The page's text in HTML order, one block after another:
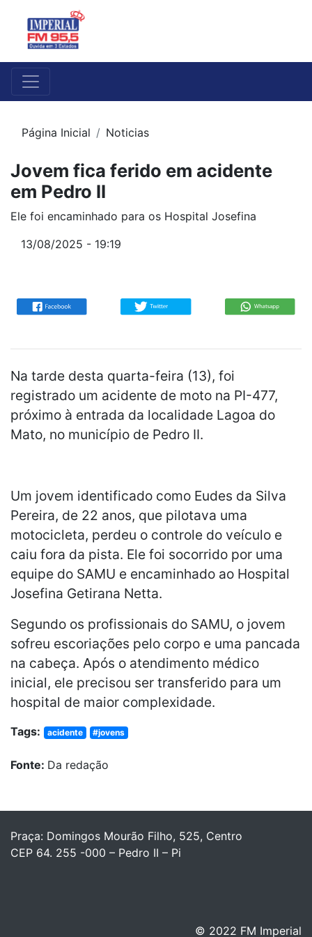
Página Inicial Noticias
Jovem fica ferido em acidente
em Pedro II
Ele foi encaminhado para os Hospital Josefina
13/08/2025 - 19:19
Na tarde desta quarta-feira (13), foi
registrado um acidente de moto na PI-477,
próximo à entrada da localidade Lagoa do
Mato, no município de Pedro II.
Um jovem identificado como Eudes da Silva
Pereira, de 22 anos, que pilotava uma
motocicleta, perdeu o controle do veículo e
caiu fora da pista. Ele foi socorrido por uma
equipe do SAMU e encaminhado ao Hospital
Josefina Getirana Netta.
Segundo os profissionais do SAMU, o jovem
sofreu escoriações pelo corpo e uma pancada
na cabeça. Após o atendimento médico
inicial, ele precisou ser transferido para um
hospital de maior complexidade.
Tags: acidente #jovens
Fonte: Da redação
Praça: Domingos Mourão Filho, 525, Centro
CEP 64. 255 -000 – Pedro II – Pi
© 2022 FM Imperial